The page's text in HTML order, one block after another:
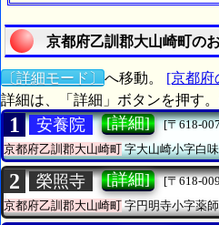
京都府乙訓郡大山崎町の
〔詳細モード〕 へ移動。 [京都府
詳細は、「詳細」ボタンを押す
1 安養院 [詳細]
[〒618-
京都府乙訓郡大山崎町字大山崎小字白
2 榮照寺 [詳細]
[〒618-
京都府乙訓郡大山崎町字円明寺小字薬